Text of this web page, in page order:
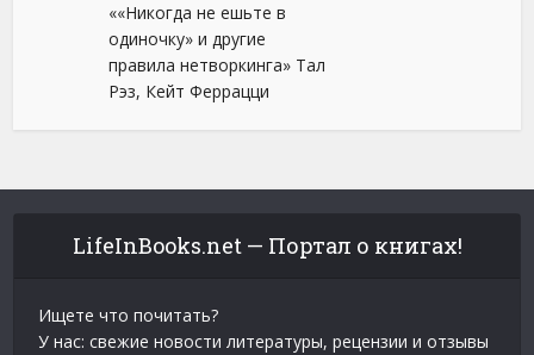
««Никогда не ешьте в
одиночку» и другие
правила нетворкинга» Тал
Рэз, Кейт Феррацци
LifeInBooks.net — Портал о книгах!
Ищете что почитать?
У нас: свежие новости литературы, рецензии и отзывы